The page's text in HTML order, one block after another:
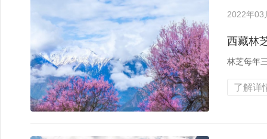
2022年03
西藏林
林芝每年
了解详